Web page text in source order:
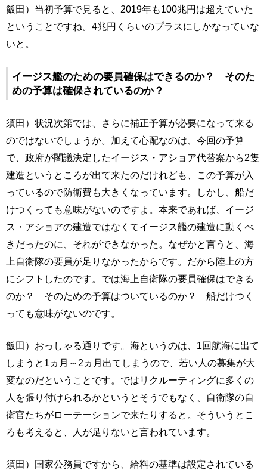
飯田）当初予算で見ると、2019年も100兆円は超えていた
ということですね。4兆円くらいのプラスにしかなっていな
いと。
イージス艦のための要員確保はできるのか？ そのた
めの予算は確保されているのか？
須田）状況次第では、さらに補正予算が必要になって来る
のではないでしょうか。加えて心配なのは、今回の予算
で、政府が閣議決定したイージス・アショア代替案から2隻
建造というところが出て来たのだけれども、この予算が入
っているので防衛費も大きくなっています。しかし、船だ
けつくっても意味がないのですよ。本来であれば、イージ
ス・アショアの建造ではなくてイージス艦の建造に動くべ
きだったのに、それができなかった。なぜかと言うと、海
上自衛隊の要員が足りなかったからです。だから陸上の方
にシフトしたのです。では海上自衛隊の要員確保はできる
のか？ そのための予算はついているのか？ 船だけつく
っても意味がないのです。
飯田）おっしゃる通りです。海というのは、1回航海に出て
しまうと1ヵ月～2ヵ月出てしまうので、若い人の募集が大
変なのだということです。ではリクルーティングに多くの
人を張り付けられるかというとそうでもなく、自衛隊の自
衛官たちがローテーションで来たりすると。そういうとこ
ろも考えると、人が足りないと言われています。
須田）国家公務員ですから、給料の基準は設定されている